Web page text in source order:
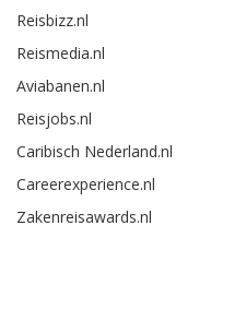
Reisbizz.nl
Reismedia.nl
Aviabanen.nl
Reisjobs.nl
Caribisch Nederland.nl
Careerexperience.nl
Zakenreisawards.nl